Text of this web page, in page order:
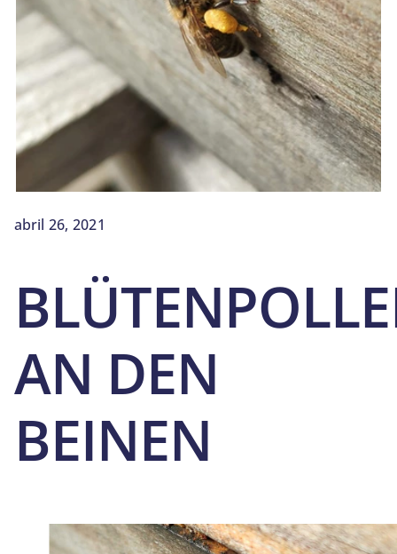
CONTACTO
abril 26, 2021
AN DEN
BEINEN